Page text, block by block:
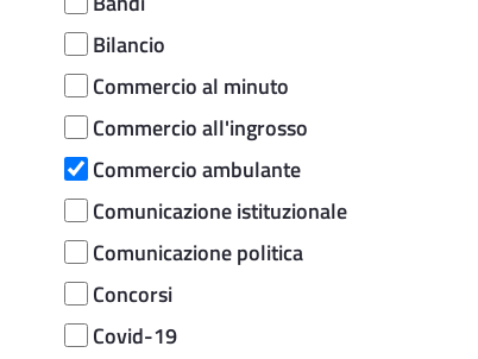
Bilancio
Commercio al minuto
Commercio all'ingrosso
Commercio ambulante
Comunicazione istituzionale
Comunicazione politica
Concorsi
Covid-19